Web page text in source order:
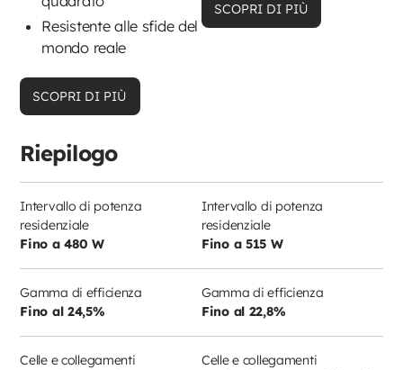
Resistente alle sfide del
mondo reale
SCOPRI DI PIÙ
SCOPRI DI PIÙ
Riepilogo
Intervallo di potenza
residenziale
Fino a 480 W
Gamma di efficienza
Fino al 24,5%
Celle e collegamenti
Intervallo di potenza
residenziale
Fino a 515 W
Gamma di efficienza
Fino al 22,8%
Celle e collegamenti